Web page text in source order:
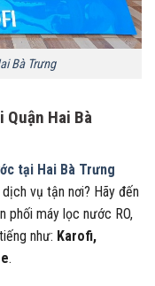
Bà Trưng
Quận Hai Bà
tại Hai Bà Trưng
vụ tận nơi? Hãy đến
phối máy lọc nước RO,
như: Karofi,
.